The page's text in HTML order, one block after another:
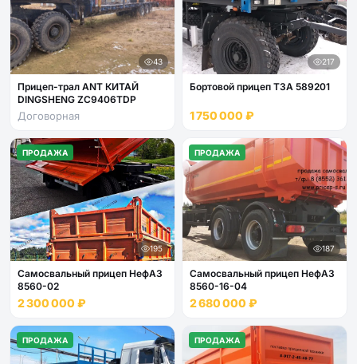
43
Прицеп-трал ANT КИТАЙ
DINGSHENG ZC9406TDP
Договорная
217
Бортовой прицеп ТЗА 589201
1 750 000 ₽
ПРОДАЖА
195
Самосвальный прицеп НефАЗ
8560-02
2 300 000 ₽
ПРОДАЖА
187
Самосвальный прицеп НефАЗ
8560-16-04
2 680 000 ₽
ПРОДАЖА ПРОДАЖА